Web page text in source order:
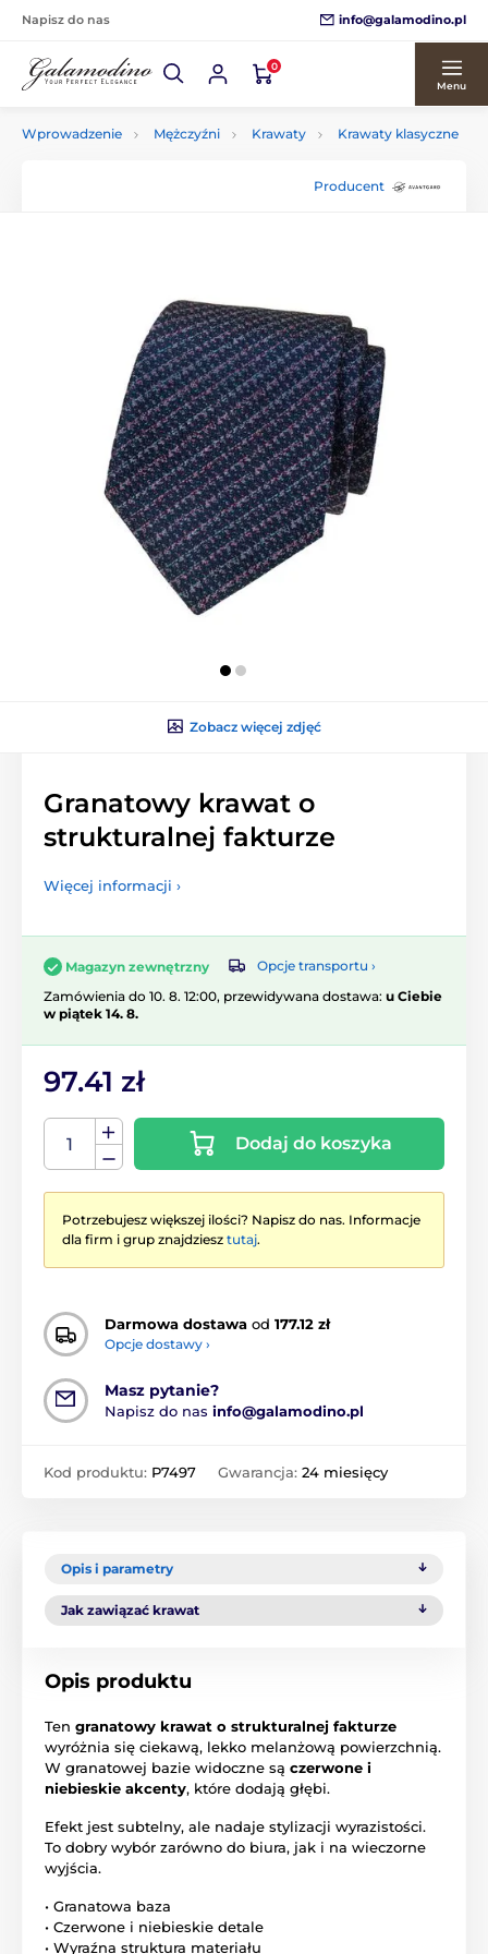
Napisz do nas info@galamodino.pl
0
Menu
Wprowadzenie Mężczyźni Krawaty Krawaty klasyczne
Producent
Zobacz więcej zdjęć
Granatowy krawat o
strukturalnej fakturze
Więcej informacji ›
Magazyn zewnętrzny
Opcje transportu ›
Zamówienia do 10. 8. 12:00, przewidywana dostawa: u Ciebie
w piątek 14. 8.
97.41 zł
Dodaj do koszyka
Potrzebujesz większej ilości? Napisz do nas. Informacje
dla firm i grup znajdziesz tutaj.
Darmowa dostawa od 177.12 zł
Opcje dostawy ›
Masz pytanie?
Napisz do nas info@galamodino.pl
Kod produktu: P7497 Gwarancja: 24 miesięcy
Opis i parametry
Jak zawiązać krawat
Opis produktu
Ten granatowy krawat o strukturalnej fakturze
wyróżnia się ciekawą, lekko melanżową powierzchnią.
W granatowej bazie widoczne są czerwone i
niebieskie akcenty, które dodają głębi.
Efekt jest subtelny, ale nadaje stylizacji wyrazistości.
To dobry wybór zarówno do biura, jak i na wieczorne
wyjścia.
• Granatowa baza
• Czerwone i niebieskie detale
• Wyraźna struktura materiału